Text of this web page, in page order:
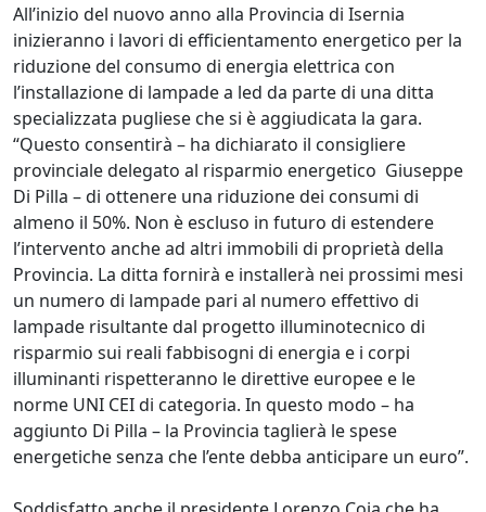
All’inizio del nuovo anno alla Provincia di Isernia
inizieranno i lavori di efficientamento energetico per la
riduzione del consumo di energia elettrica con
l’installazione di lampade a led da parte di una ditta
specializzata pugliese che si è aggiudicata la gara.
“Questo consentirà – ha dichiarato il consigliere
provinciale delegato al risparmio energetico Giuseppe
Di Pilla – di ottenere una riduzione dei consumi di
almeno il 50%. Non è escluso in futuro di estendere
l’intervento anche ad altri immobili di proprietà della
Provincia. La ditta fornirà e installerà nei prossimi mesi
un numero di lampade pari al numero effettivo di
lampade risultante dal progetto illuminotecnico di
risparmio sui reali fabbisogni di energia e i corpi
illuminanti rispetteranno le direttive europee e le
norme UNI CEI di categoria. In questo modo – ha
aggiunto Di Pilla – la Provincia taglierà le spese
energetiche senza che l’ente debba anticipare un euro”.